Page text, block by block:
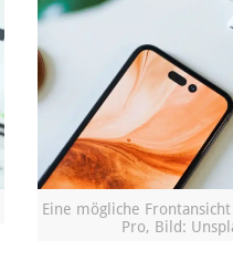
Eine mögliche
Pro, Bild: